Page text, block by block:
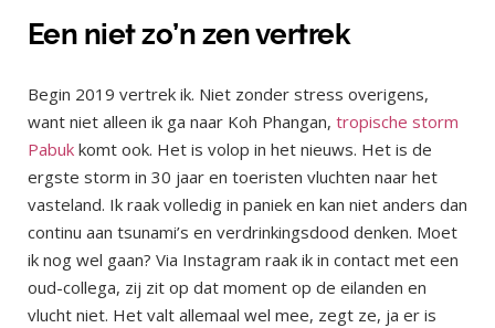
Een niet zo’n zen vertrek
Begin 2019 vertrek ik. Niet zonder stress overigens,
want niet alleen ik ga naar Koh Phangan, tropische storm
Pabuk komt ook. Het is volop in het nieuws. Het is de
ergste storm in 30 jaar en toeristen vluchten naar het
vasteland. Ik raak volledig in paniek en kan niet anders dan
continu aan tsunami’s en verdrinkingsdood denken. Moet
ik nog wel gaan? Via Instagram raak ik in contact met een
oud-collega, zij zit op dat moment op de eilanden en
vlucht niet. Het valt allemaal wel mee, zegt ze, ja er is